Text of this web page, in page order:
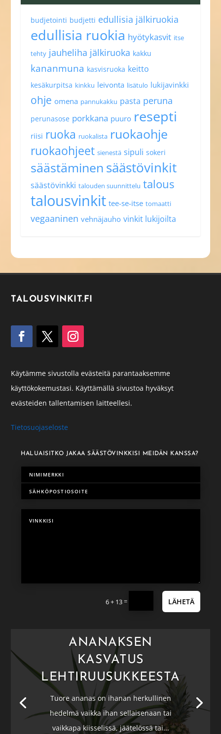
budjetointi budjetti edullisia jälkiruokia
edullisia ruokia hyötykasvit itse
tehty jauheliha jälkiruoka kakku
kananmuna kasvisruoka keitto
kesäkurpitsa kinkku leivonta lisätulo lukijavinkki
ohje omena pannukakku pasta peruna
perunasose porkkana puuro resepti
riisi ruoka ruokalista ruokaohje
ruokaohjeet sienestä sipuli sokeri
säästäminen säästövinkit
säästövinkki talouden suunnittelu talous
talousvinkit tee-se-itse tomaatti
vegaaninen vehnäjauho vinkit lukijoilta
TALOUSVINKIT.FI
Käytämme sivustolla evästeitä parantaaksemme
käyttökokemustasi. Käyttämällä sivustoa hyväksyt
evästeiden tallentamisen laitteellesi.
Tietosuojaseloste
HALUAISITKO JAKAA SÄÄSTÖVINKKISI MEIDÄN KANSSA?
6 + 13= LÄHETÄ
ANANAKSEN
KASVATUS
LEHTIRUUSUKKEESTA
Tuore ananas on ihanan herkullinen
hedelmä vaikka ihan sellaisenaan tai
vaikkapa kiisselissä, jäätelössä tai...